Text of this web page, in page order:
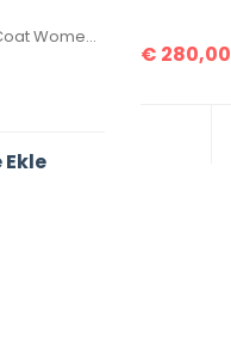
Fendi Fur-Trimmed Long Coat Women Jacket
€ 280,00